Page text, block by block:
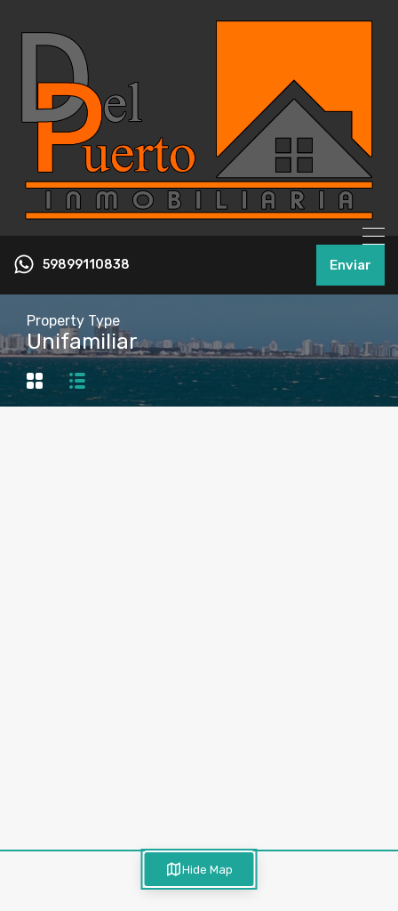
59899110838 Enviar
Property Type
Unifamiliar
Hide Map